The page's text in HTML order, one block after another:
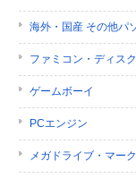
海外・国産 その他パ
ファミコン・ディス
ゲームボーイ
PCエンジン
メガドライブ・マー